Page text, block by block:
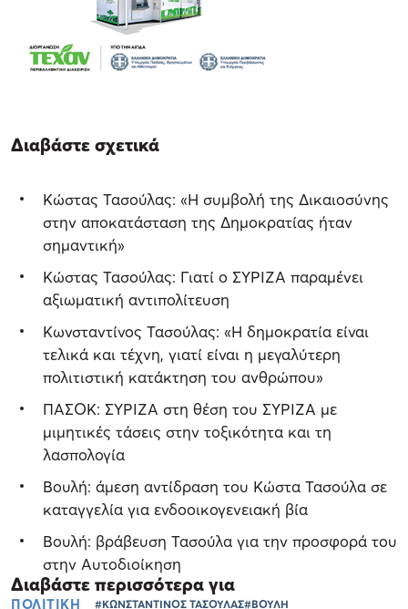
Διαβάστε σχετικά
Κώστας Τασούλας: «Η συμβολή της Δικαιοσύνης
στην αποκατάσταση της Δημοκρατίας ήταν
σημαντική»
Κώστας Τασούλας: Γιατί ο ΣΥΡΙΖΑ παραμένει
αξιωματική αντιπολίτευση
Κωνσταντίνος Τασούλας: «Η δημοκρατία είναι
τελικά και τέχνη, γιατί είναι η μεγαλύτερη
πολιτιστική κατάκτηση του ανθρώπου»
ΠΑΣΟΚ: ΣΥΡΙΖΑ στη θέση του ΣΥΡΙΖΑ με
μιμητικές τάσεις στην τοξικότητα και τη
λασπολογία
Βουλή: άμεση αντίδραση του Κώστα Τασούλα σε
καταγγελία για ενδοοικογενειακή βία
Βουλή: βράβευση Τασούλα για την προσφορά του
στην Αυτοδιοίκηση
Διαβάστε περισσότερα για
ΠΟΛΙΤΙΚΗ #ΚΩΝΣΤΑΝΤΙΝΟΣ ΤΑΣΟΥΛΑΣ#ΒΟΥΛΗ